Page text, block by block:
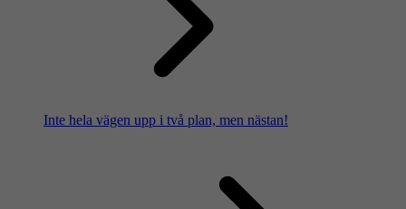
Inte hela vägen upp i två plan, men nästan!